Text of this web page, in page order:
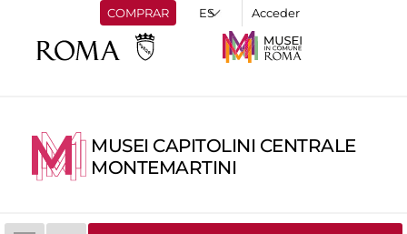
COMPRAR Acceder
MUSEI CAPITOLINI CENTRALE
MONTEMARTINI